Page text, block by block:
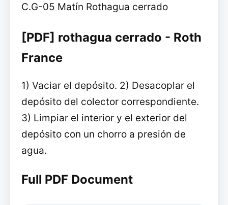
C.G-05 Matín Rothagua cerrado
[PDF] rothagua cerrado - Roth
France
1) Vaciar el depósito. 2) Desacoplar el
depósito del colector correspondiente.
3) Limpiar el interior y el exterior del
depósito con un chorro a presión de
agua.
Full PDF Document